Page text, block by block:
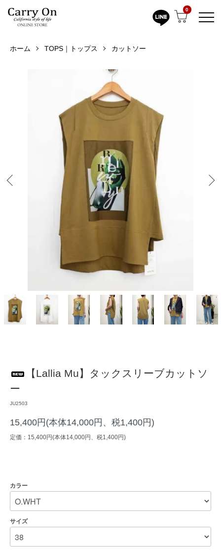
0
ホーム TOPS｜トップス カットソー
【Lallia Mu】タックスリーブカットソ
ー
JU2503
15,400円(本体14,000円、税1,400円)
定価：15,400円(本体14,000円、税1,400円)
カラー
サイズ